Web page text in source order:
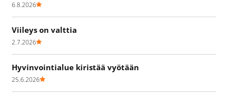
6.8.2026
Viileys on valttia
2.7.2026
Hyvinvointialue kiristää vyötään
25.6.2026